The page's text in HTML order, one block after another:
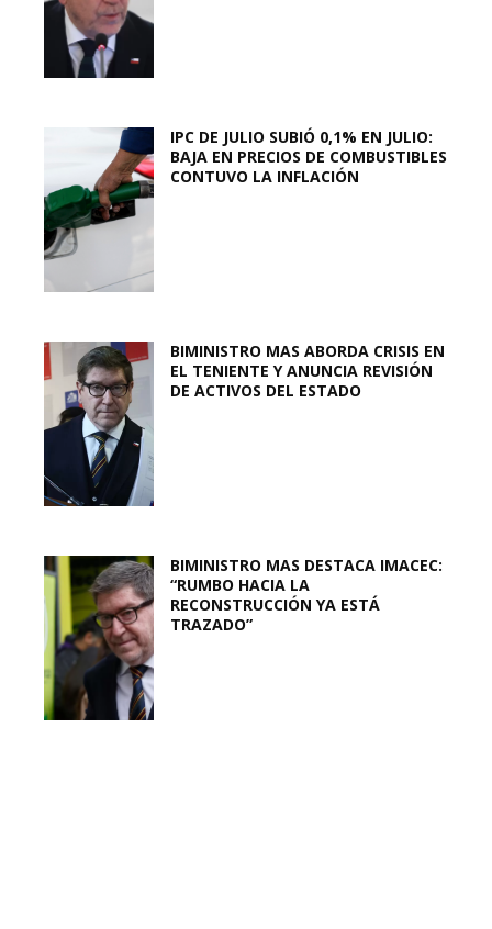
IPC DE JULIO SUBIÓ 0,1% EN JULIO:
BAJA EN PRECIOS DE COMBUSTIBLES
CONTUVO LA INFLACIÓN
BIMINISTRO MAS ABORDA CRISIS EN
EL TENIENTE Y ANUNCIA REVISIÓN
DE ACTIVOS DEL ESTADO
BIMINISTRO MAS DESTACA IMACEC:
“RUMBO HACIA LA
RECONSTRUCCIÓN YA ESTÁ
TRAZADO”